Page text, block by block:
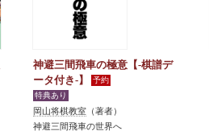
神避三間飛車の極意【-棋譜デ
ータ付き-】
岡山将棋教室 （著者）
神避三間飛車の世界へ